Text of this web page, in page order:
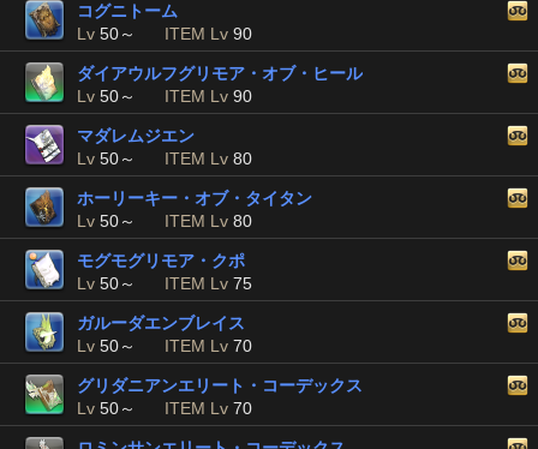
コグニトーム
Lv 50～ ITEM Lv 90
ダイアウルフグリモア・オブ・ヒール
Lv 50～ ITEM Lv 90
マダレムジエン
Lv 50～ ITEM Lv 80
ホーリーキー・オブ・タイタン
Lv 50～ ITEM Lv 80
モグモグリモア・クポ
Lv 50～ ITEM Lv 75
ガルーダエンブレイス
Lv 50～ ITEM Lv 70
グリダニアンエリート・コーデックス
Lv 50～ ITEM Lv 70